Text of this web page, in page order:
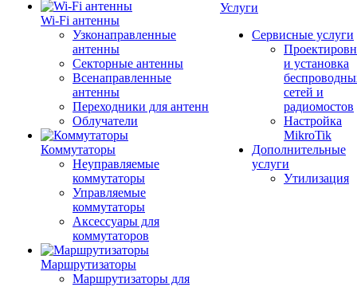
Wi-Fi антенны
Узконаправленные
антенны
Секторные антенны
Всенаправленные
антенны
Переходники для антенн
Облучатели
Коммутаторы
Неуправляемые
коммутаторы
Управляемые
коммутаторы
Аксессуары для
коммутаторов
Маршрутизаторы
Маршрутизаторы для
Услуги
Сервисные услуги
и установка
сетей и
радиомостов
Настройка
MikroTik
Дополнительные
услуги
Утилизация